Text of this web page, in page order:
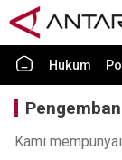
Hukum
Kami